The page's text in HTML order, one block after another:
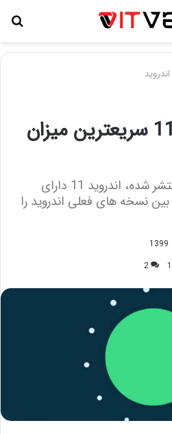
اندروید
گزارش: اندروید 11 سریعترین میزان
طبق جدیدترین گزارش منتشر شده، اندروید 11 دارای
نسخه های فعلی اندروید را
2